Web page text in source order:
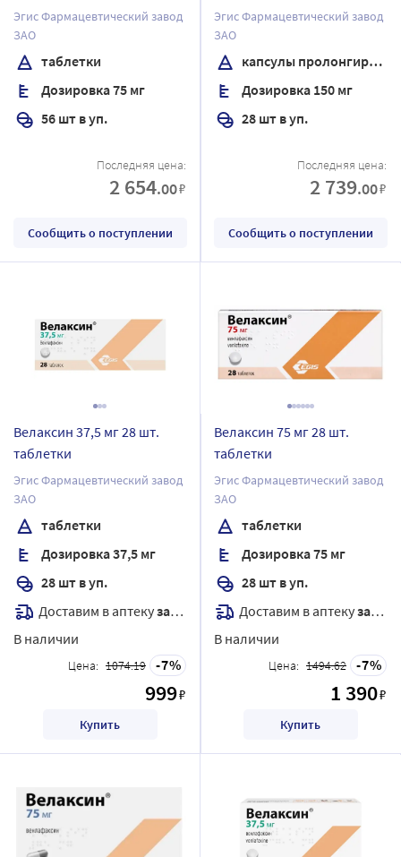
Эгис Фармацевтический завод
ЗАО
таблетки
Дозировка 75 мг
56 шт в уп.
Последняя цена:
2 654.00₽
Сообщить о поступлении
пролонгированного
действия
Эгис Фармацевтический завод
ЗАО
капсулы пролонгированного действия
Дозировка 150 мг
28 шт в уп.
Последняя цена:
2 739.00₽
Сообщить о поступлении
Велаксин 37,5 мг 28 шт.
таблетки
Эгис Фармацевтический завод
ЗАО
таблетки
Дозировка 37,5 мг
28 шт в уп.
Доставим в аптекузавтра
В наличии
Цена: 1074.19 7
999₽
Купить
Велаксин 75 мг 28 шт.
таблетки
Эгис Фармацевтический завод
ЗАО
таблетки
Дозировка 75 мг
28 шт в уп.
Доставим в аптекузавтра
В наличии
Цена: 1494.62 7
1 390₽
Купить